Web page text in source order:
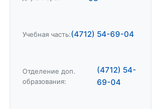
Учебная часть:(4712) 54-69-04
Отделение доп.
образования:
(4712) 54-
69-04